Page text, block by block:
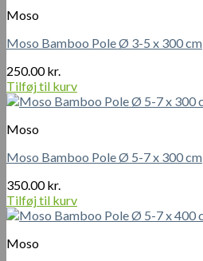
Moso
Moso Bamboo Pole Ø 3-5 x 300 cm
250.00kr.
Tilføj til kurv
Moso
Moso Bamboo Pole Ø 5-7 x 300 cm
350.00kr.
Tilføj til kurv
Moso